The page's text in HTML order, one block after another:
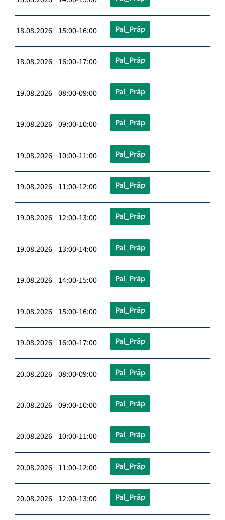
18.08.2026 15:00-16:00 Pal_Präp
18.08.2026 16:00-17:00 Pal_Präp
19.08.2026 08:00-09:00 Pal_Präp
19.08.2026 09:00-10:00 Pal_Präp
19.08.2026 10:00-11:00 Pal_Präp
19.08.2026 11:00-12:00 Pal_Präp
19.08.2026 12:00-13:00 Pal_Präp
19.08.2026 13:00-14:00 Pal_Präp
19.08.2026 14:00-15:00 Pal_Präp
19.08.2026 15:00-16:00 Pal_Präp
19.08.2026 16:00-17:00 Pal_Präp
20.08.2026 08:00-09:00 Pal_Präp
20.08.2026 09:00-10:00 Pal_Präp
20.08.2026 10:00-11:00 Pal_Präp
20.08.2026 11:00-12:00 Pal_Präp
20.08.2026 12:00-13:00 Pal_Präp